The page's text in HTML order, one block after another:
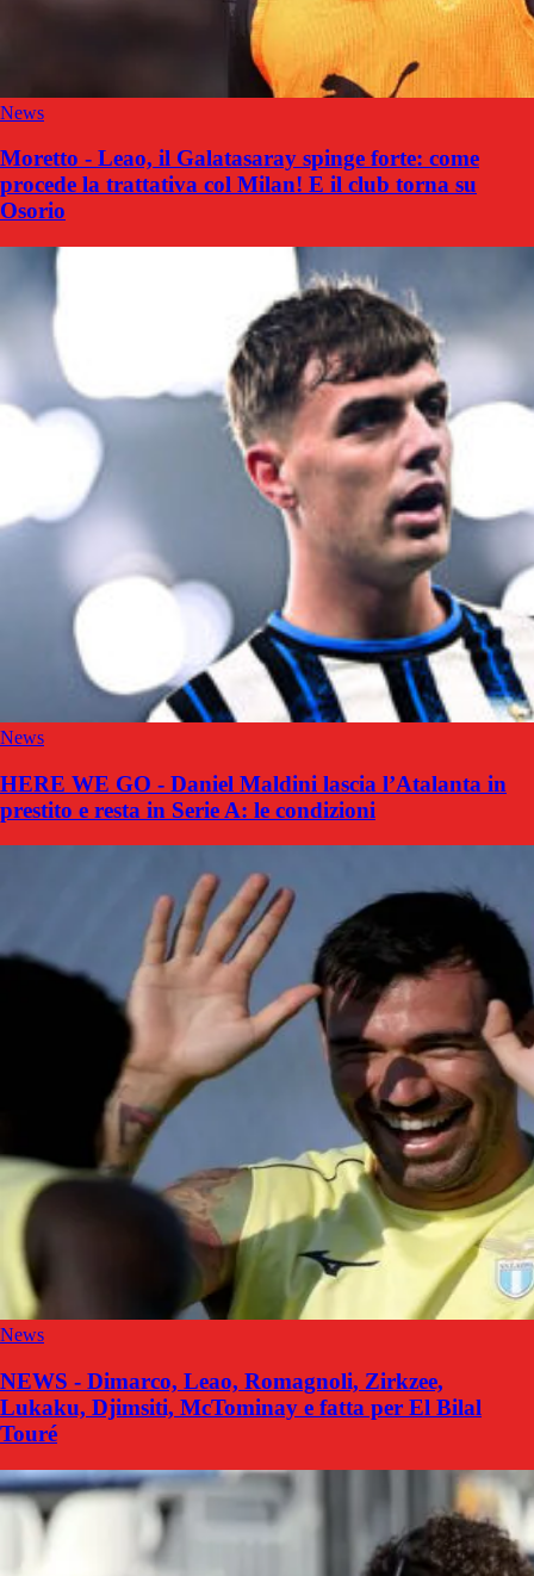
News
Moretto - Leao, il Galatasaray spinge forte: come
procede la trattativa col Milan! E il club torna su
Osorio
News
HERE WE GO - Daniel Maldini lascia l’Atalanta in
prestito e resta in Serie A: le condizioni
News
NEWS - Dimarco, Leao, Romagnoli, Zirkzee,
Lukaku, Djimsiti, McTominay e fatta per El Bilal
Touré